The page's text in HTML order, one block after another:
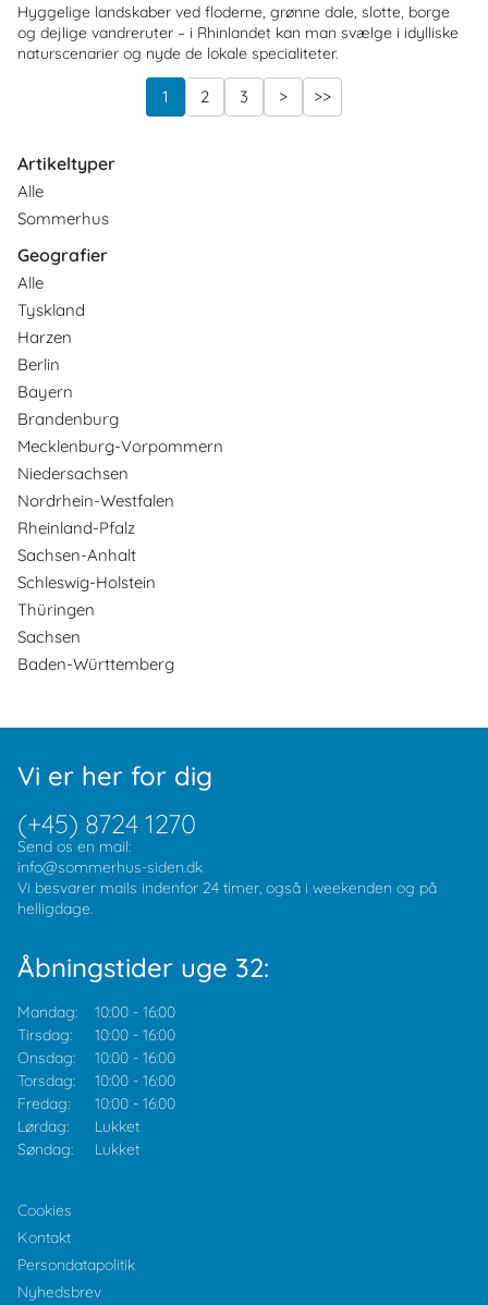
Hyggelige landskaber ved floderne, grønne dale, slotte, borge
og dejlige vandreruter – i Rhinlandet kan man svælge i idylliske
naturscenarier og nyde de lokale specialiteter.
1 2 3 > >>
Artikeltyper
Alle
Sommerhus
Geografier
Alle
Tyskland
Harzen
Berlin
Bayern
Brandenburg
Mecklenburg-Vorpommern
Niedersachsen
Nordrhein-Westfalen
Rheinland-Pfalz
Sachsen-Anhalt
Schleswig-Holstein
Thüringen
Sachsen
Baden-Württemberg
Vi er her for dig
(+45) 8724 1270
Send os en mail:
info@sommerhus-siden.dk
Vi besvarer mails indenfor 24 timer, også i weekenden og på
helligdage.
Åbningstider uge 32:
Mandag: 10:00 - 16:00
Tirsdag:
10:00 - 16:00
Onsdag:
10:00 - 16:00
Torsdag:
10:00 - 16:00
Fredag:
10:00 - 16:00
Lørdag:
Lukket
Søndag:
Lukket
Cookies
Kontakt
Persondatapolitik
Nyhedsbrev